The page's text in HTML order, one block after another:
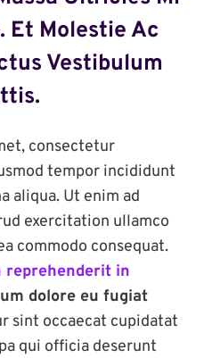
Et Molestie Ac
Vestibulum
consectetur
tempor incididunt
aliqua. Ut enim ad
exercitation ullamco
commodo consequat.
reprehenderit in
dolore eu fugiat
sint occaecat cupidatat
qui officia deserunt